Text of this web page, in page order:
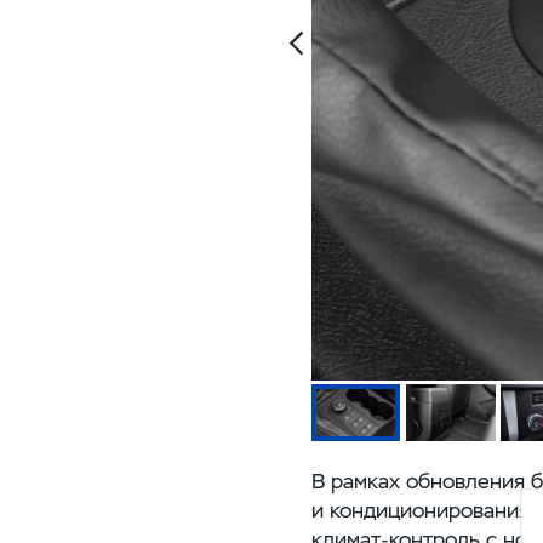
В рамках обновления
и